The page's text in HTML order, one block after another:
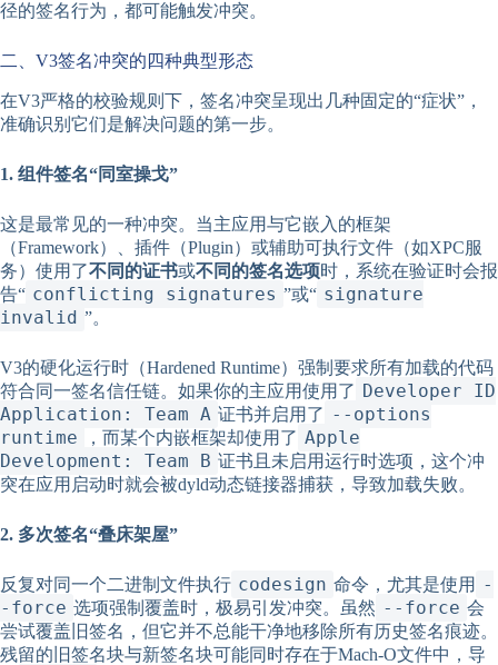
径的签名行为，都可能触发冲突。
二、V3签名冲突的四种典型形态
在V3严格的校验规则下，签名冲突呈现出几种固定的“症状”，
准确识别它们是解决问题的第一步。
1. 组件签名“同室操戈”
这是最常见的一种冲突。当主应用与它嵌入的框架
（Framework）、插件（Plugin）或辅助可执行文件（如XPC服
务）使用了不同的证书或不同的签名选项时，系统在验证时会报
告“ conflicting signatures ”或“ signature
invalid ”。
V3的硬化运行时（Hardened Runtime）强制要求所有加载的代码
符合同一签名信任链。如果你的主应用使用了 Developer ID
Application: Team A 证书并启用了 --options
runtime
，而某个内嵌框架却使用了 Apple
Development: Team B 证书且未启用运行时选项，这个冲
突在应用启动时就会被dyld动态链接器捕获，导致加载失败。
2. 多次签名“叠床架屋”
反复对同一个二进制文件执行 codesign 命令，尤其是使用
-
-force 选项强制覆盖时，极易引发冲突。虽然 --force 会
尝试覆盖旧签名，但它并不总能干净地移除所有历史签名痕迹。
残留的旧签名块与新签名块可能同时存在于Mach-O文件中，导